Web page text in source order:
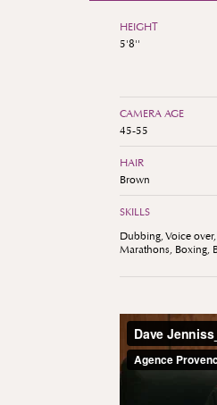
HEIGHT
5'8''
CAMERA AGE
45-55
HAIR
Brown
SKILLS
Dubbing, Voice
Marathons, Boxing,